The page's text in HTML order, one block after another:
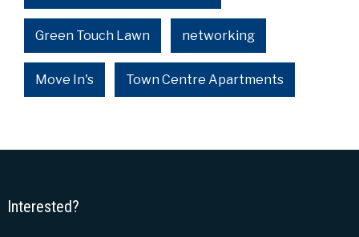
Green Touch Lawn networking
Move In's Town Centre Apartments
Interested?